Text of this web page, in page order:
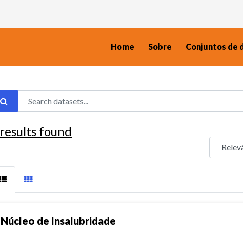
Home Sobre Conjuntos de
results found
Núcleo de Insalubridade